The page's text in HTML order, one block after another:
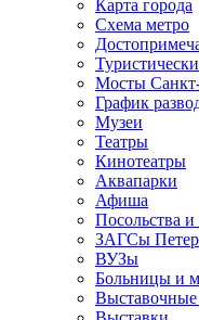
Карта города
Схема метро
Мосты
График
Музеи
Театры
Кинотеатры
Аквапарки
Афиша
Посольства и
ЗАГСы
ВУЗы
Больницы и